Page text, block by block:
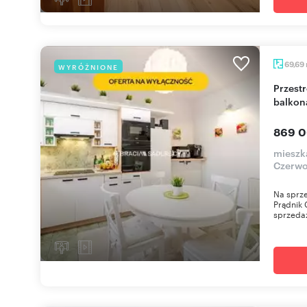
WYRÓŻNIONE 69,69
Przestronne 3-pokojowe mieszkanie 70 m² z
869
Na
Prądnik